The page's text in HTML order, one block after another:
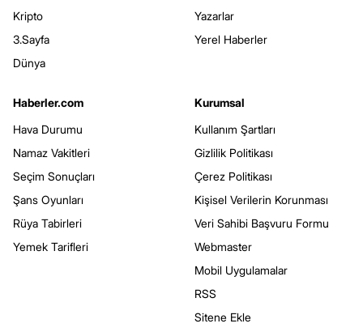
Kripto
3.Sayfa
Dünya
Yazarlar
Yerel Haberler
Haberler.com
Hava Durumu
Namaz Vakitleri
Seçim Sonuçları
Şans Oyunları
Rüya Tabirleri
Yemek Tarifleri
Kurumsal
Kullanım Şartları
Gizlilik Politikası
Çerez Politikası
Kişisel Verilerin Korunması
Veri Sahibi Başvuru Formu
Webmaster
Mobil Uygulamalar
RSS
Sitene Ekle